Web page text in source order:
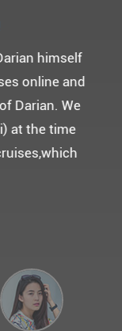
환갑여행~
이, 몽쉐리 크
. ^^
교적 선선한 2
녀왔습니다.
스 덕분에 부
무진에서 앞좌
니다.
주었네요.
즈에서 이쁜
를 만들어 주